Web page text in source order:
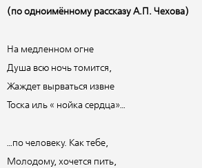
(по одноимённому рассказу А.П. Чехова)
На медленном огне
Душа всю ночь томится,
Жаждет вырваться извне
Тоска иль « нойка сердца»…
…по человеку. Как тебе,
Молодому, хочется пить,